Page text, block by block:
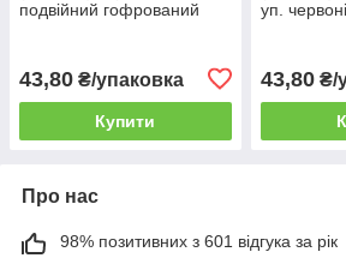
подвійний гофрований
43,80 ₴/упаковка
Купити
уп.
43,80₴/
Про нас
98% позитивних з 601 відгука за рік